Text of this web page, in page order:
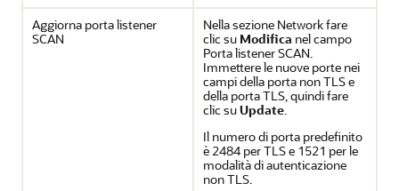
Aggiorna porta listener
SCAN
Nella sezione Network fare
clic su Modifica nel campo
Porta listener SCAN.
Immettere le nuove porte nei
campi della porta non TLS e
della porta TLS, quindi fare
clic suUpdate.
Il numero di porta predefinito
è 2484 per TLS e 1521 per le
modalità di autenticazione
non TLS.